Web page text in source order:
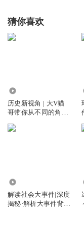
猜你喜欢
历史新视角 | 大V猫
哥带你从不同的角度
后的故事【超低价】
解读社会大事件|深度
揭秘·解析大事件背后